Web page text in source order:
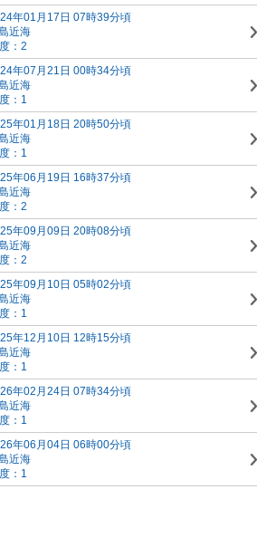
年01月17日 07時39分頃
近海
：2
年07月21日 00時34分頃
近海
：1
年01月18日 20時50分頃
近海
：1
年06月19日 16時37分頃
近海
：2
年09月09日 20時08分頃
近海
：2
年09月10日 05時02分頃
近海
：1
年12月10日 12時15分頃
近海
：1
年02月24日 07時34分頃
近海
：1
年06月04日 06時00分頃
近海
：1